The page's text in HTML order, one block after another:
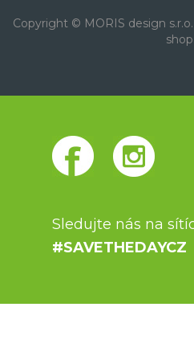
Copyright © MORIS design
shop
Sledujte nás na
#SAVETHEDAYCZ